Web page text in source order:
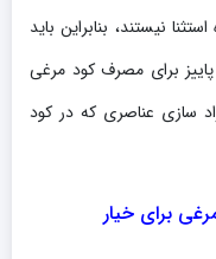
نیستند، بنابراین باید
برای مصرف کود مرغی
سازی عناصری که در کود
برای خیار